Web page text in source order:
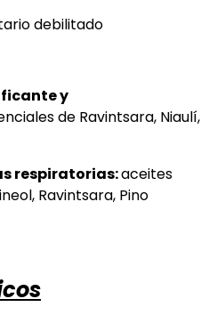
debilitado
y
de Ravintsara, Niaulí,
respiratorias:aceites
Ravintsara, Pino